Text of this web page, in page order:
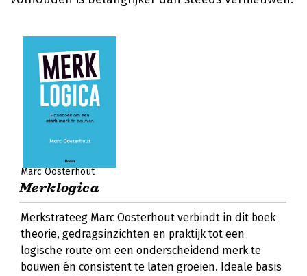
Marc Oosterhout
Merklogica
Merkstrateeg Marc Oosterhout verbindt in dit boek
theorie, gedragsinzichten en praktijk tot een
logische route om een onderscheidend merk te
bouwen én consistent te laten groeien. Ideale basis